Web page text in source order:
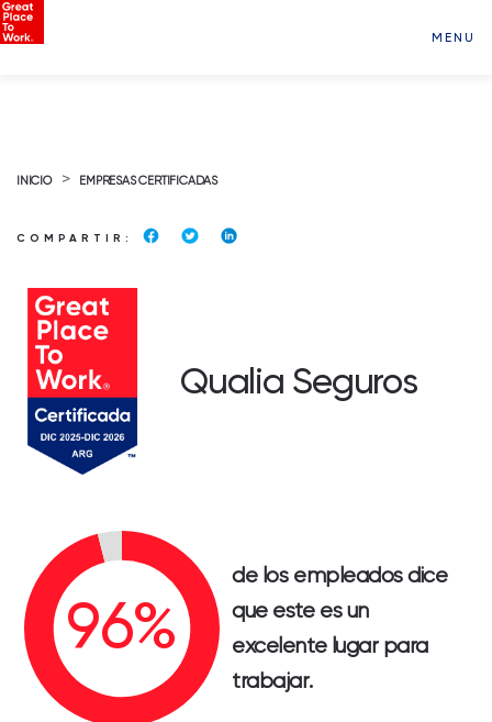
MENU
INICIO > EMPRESAS CERTIFICADAS
COMPARTIR:
Qualia Seguros
de los empleados dice
que este es un
excelente lugar para
trabajar.